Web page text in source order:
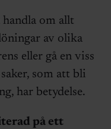
handla om allt
av olika
eller gå en viss
som att bli
har betydelse.
på ett